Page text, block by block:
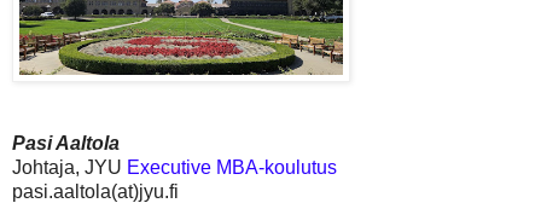
Pasi Aaltola
Johtaja, JYU Executive MBA-koulutus
pasi.aaltola(at)jyu.fi